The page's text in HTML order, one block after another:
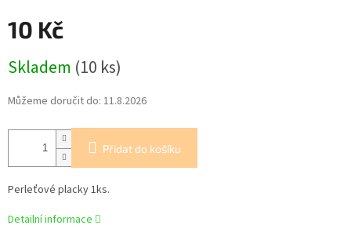
10 Kč
cena:
Skladem (10 ks)
Můžeme doručit do: 11.8.2026
Přidat do košíku
Perleťové placky 1ks.
Detailní informace